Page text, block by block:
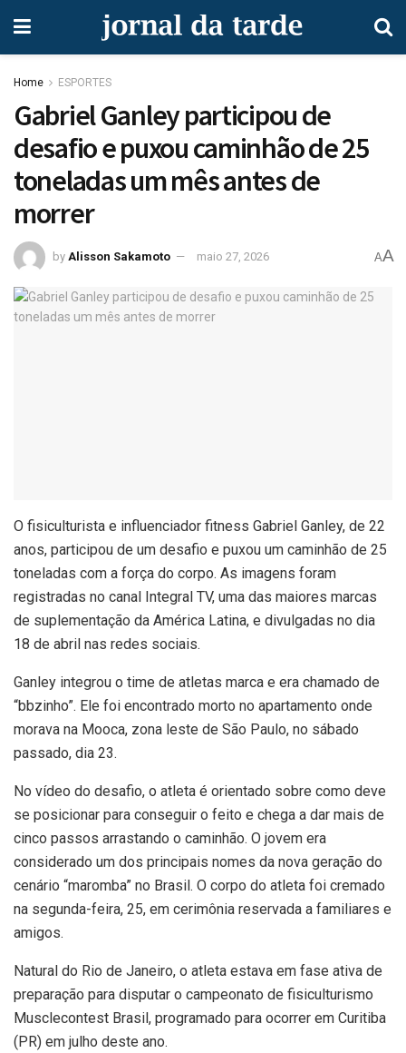
Home ESPORTES
Gabriel Ganley participou de
desafio e puxou caminhão de 25
toneladas um mês antes de
morrer
by Alisson Sakamoto maio 27, 2026 AA
O fisiculturista e influenciador fitness Gabriel Ganley, de 22
anos, participou de um desafio e puxou um caminhão de 25
toneladas com a força do corpo. As imagens foram
registradas no canal Integral TV, uma das maiores marcas
de suplementação da América Latina, e divulgadas no dia
18 de abril nas redes sociais.
Ganley integrou o time de atletas marca e era chamado de
“bbzinho”. Ele foi encontrado morto no apartamento onde
morava na Mooca, zona leste de São Paulo, no sábado
passado, dia 23.
No vídeo do desafio, o atleta é orientado sobre como deve
se posicionar para conseguir o feito e chega a dar mais de
cinco passos arrastando o caminhão. O jovem era
considerado um dos principais nomes da nova geração do
cenário “maromba” no Brasil. O corpo do atleta foi cremado
na segunda-feira, 25, em cerimônia reservada a familiares e
amigos.
Natural do Rio de Janeiro, o atleta estava em fase ativa de
preparação para disputar o campeonato de fisiculturismo
Musclecontest Brasil, programado para ocorrer em Curitiba
(PR) em julho deste ano.